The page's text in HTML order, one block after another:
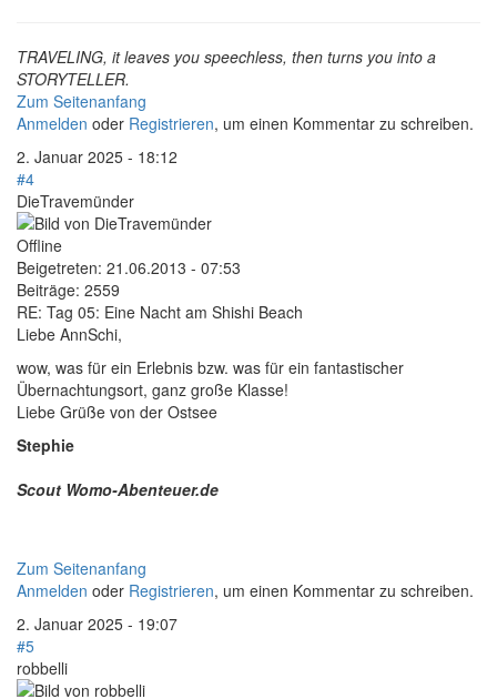
TRAVELING, it leaves you speechless, then turns you into a
STORYTELLER.
Zum Seitenanfang
Anmelden oder Registrieren, um einen Kommentar zu schreiben.
2. Januar 2025 - 18:12
#4
DieTravemünder
Offline
Beigetreten: 21.06.2013 - 07:53
Beiträge: 2559
RE: Tag 05: Eine Nacht am Shishi Beach
Liebe AnnSchi,
wow, was für ein Erlebnis bzw. was für ein fantastischer
Übernachtungsort, ganz große Klasse!
Liebe Grüße von der Ostsee
Stephie
Scout Womo-Abenteuer.de
Zum Seitenanfang
Anmelden oder Registrieren, um einen Kommentar zu schreiben.
2. Januar 2025 - 19:07
#5
robbelli